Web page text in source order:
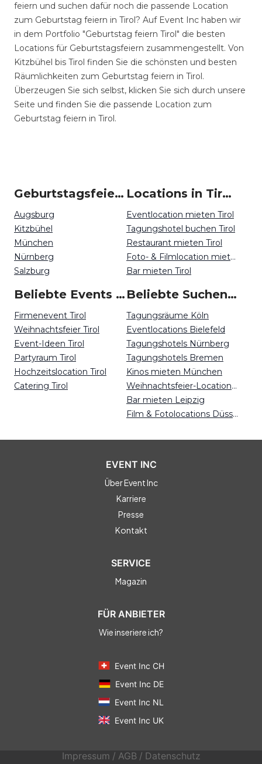
feiern und suchen dafür noch die passende Location
zum Geburtstag feiern in Tirol? Auf Event Inc haben wir
in dem Portfolio "Geburtstag feiern Tirol" die besten
Locations für Geburtstagsfeiern zusammengestellt. Von
Kitzbühel bis Tirol finden Sie die schönsten und besten
Räumlichkeiten zum Geburtstag feiern in Tirol.
Überzeugen Sie sich selbst, klicken Sie sich durch unsere
Seite und finden Sie die passende Location zum
Geburtstag feiern in Tirol.
Geburtstagsfeiern um Tirol
Augsburg
Kitzbühel
München
Nürnberg
Salzburg
Locations in Tirol mieten
Eventlocation mieten Tirol
Tagungshotel buchen Tirol
Restaurant mieten Tirol
Foto- & Filmlocation mieten Tirol
Bar mieten Tirol
Beliebte Events in Tirol
Firmenevent Tirol
Weihnachtsfeier Tirol
Event-Ideen Tirol
Partyraum Tirol
Hochzeitslocation Tirol
Catering Tirol
Beliebte Suchen auf Event Inc
Tagungsräume Köln
Eventlocations Bielefeld
Tagungshotels Nürnberg
Tagungshotels Bremen
Kinos mieten München
Weihnachtsfeier-Locations Bonn
Bar mieten Leipzig
Film & Fotolocations Düsseldorf
EVENT INC
Über Event Inc
Karriere
Presse
Kontakt
SERVICE
Magazin
FÜR ANBIETER
Wie inseriere ich?
Event Inc CH
Event Inc DE
Event Inc NL
Event Inc UK
Impressum / AGB / Datenschutz